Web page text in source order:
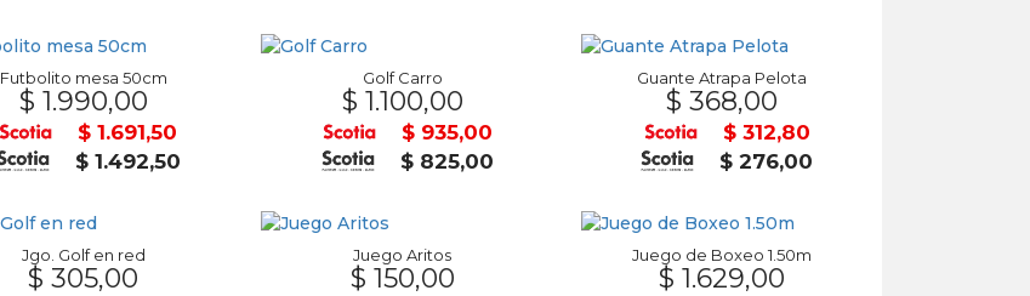
Futbolito mesa 50cm
$ 1.990,00
$ 1.691,50
$ 1.492,50
Golf Carro
$ 1.100,00
$ 935,00
$ 825,00
Guante Atrapa Pelota
$ 368,00
$ 312,80
$ 276,00
Jgo. Golf en red
$ 305,00
Juego Aritos
$ 150,00
Juego de Boxeo 1.50m
$ 1.629,00